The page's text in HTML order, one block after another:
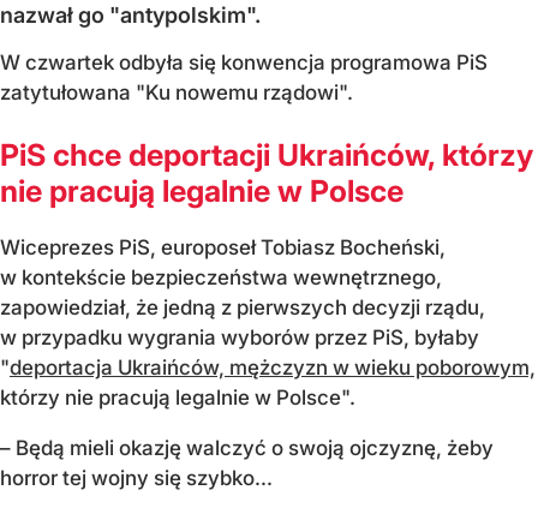
nazwał go "antypolskim".
W czwartek odbyła się konwencja programowa PiS
zatytułowana "Ku nowemu rządowi".
PiS chce deportacji Ukraińców, którzy
nie pracują legalnie w Polsce
Wiceprezes PiS, europoseł Tobiasz Bocheński,
w kontekście bezpieczeństwa wewnętrznego,
zapowiedział, że jedną z pierwszych decyzji rządu,
w przypadku wygrania wyborów przez PiS, byłaby
"deportacja Ukraińców, mężczyzn w wieku poborowym,
którzy nie pracują legalnie w Polsce".
– Będą mieli okazję walczyć o swoją ojczyznę, żeby
horror tej wojny się szybko...